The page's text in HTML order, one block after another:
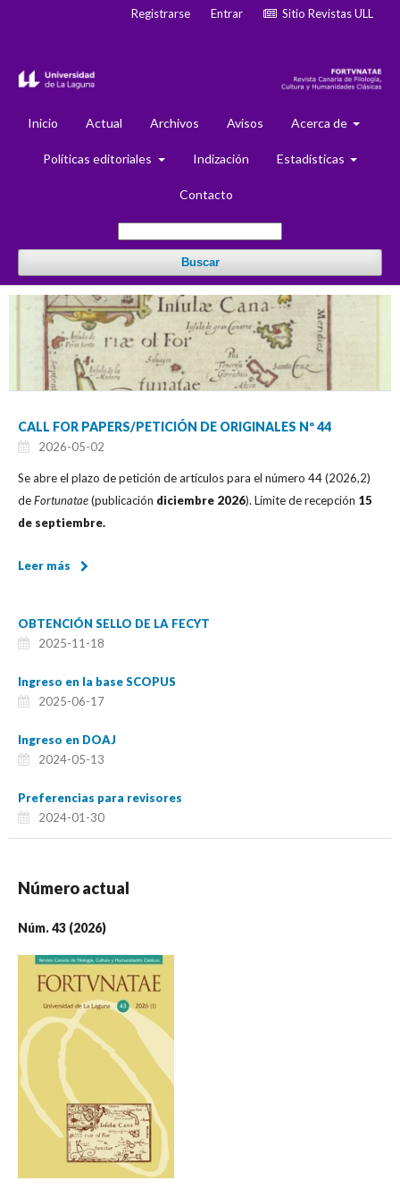
Inicio Actual Archivos Avisos Acerca de
Políticas editoriales Indización Estadísticas
Contacto
Buscar
Registrarse Entrar Sitio Revistas ULL
CALL FOR PAPERS/PETICIÓN DE ORIGINALES Nº 44
2026-05-02
Se abre el plazo de petición de artículos para el número 44 (2026,2)
deFortunatae(publicación diciembre 2026). Límite de recepción 15
de septiembre.
Leer más
OBTENCIÓN SELLO DE LA FECYT
2025-11-18
Ingreso en la base SCOPUS
2025-06-17
Ingreso en DOAJ
2024-05-13
Preferencias para revisores
2024-01-30
Número actual
Núm. 43 (2026)